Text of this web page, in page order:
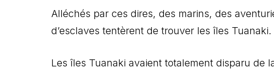
Alléchés par ces dires, des marins, des
d’esclaves tentèrent de trouver les îles Tuanaki.
Les îles Tuanaki avaient totalement disparu de